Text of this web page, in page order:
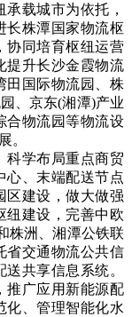
载城市为依托，
长株潭国家物流枢
协同培育枢纽运营
提升长沙金霞物流
田国际物流园、株
、京东(湘潭)产业
合物流园等物流设
。
科学布局重点商贸
心、末端配送节点
区建设，做大做强
纽建设，完善中欧
株洲、湘潭公铁联
省交通物流公共信
共享信息系统。
推广应用新能源配
化、管理智能化水